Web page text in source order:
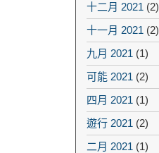
十二月 2021 (2)
十一月 2021 (2)
九月 2021 (1)
可能 2021 (2)
四月 2021 (1)
遊行 2021 (2)
二月 2021 (1)